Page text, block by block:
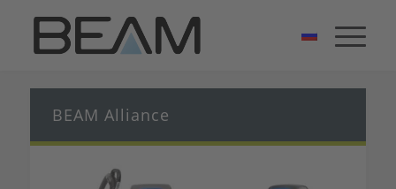
BEAM Alliance